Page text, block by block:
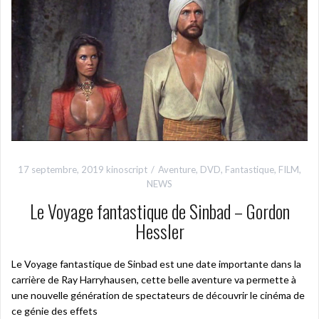
17 septembre, 2019 kinoscript Aventure, DVD, Fantastique, FILM,
NEWS
Le Voyage fantastique de Sinbad – Gordon
Hessler
Le Voyage fantastique de Sinbad est une date importante dans la
carrière de Ray Harryhausen, cette belle aventure va permette à
une nouvelle génération de spectateurs de découvrir le cinéma de
ce génie des effets